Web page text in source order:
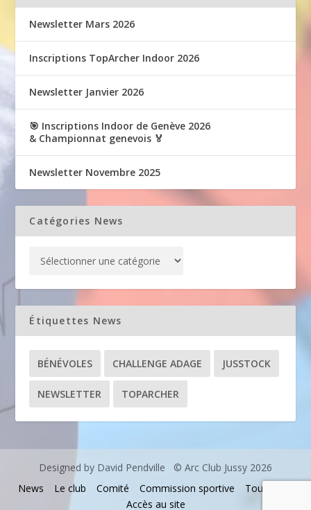
Newsletter Mars 2026
Inscriptions TopArcher Indoor 2026
Newsletter Janvier 2026
🎯 Inscriptions Indoor de Genève 2026
& Championnat genevois 🏅
Newsletter Novembre 2025
Catégories News
Étiquettes News
BÉNÉVOLES CHALLENGE ADAGE JUSSTOCK
NEWSLETTER TOPARCHER
Designed by David Pendville © Arc Club Jussy 2026
News
Le club Comité Commission sportive
Tournois
Accès au site